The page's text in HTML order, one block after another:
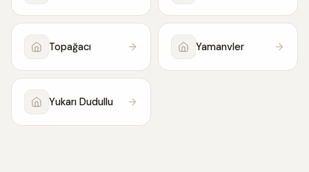
Topağacı Yamanvler
Yukarı Dudullu